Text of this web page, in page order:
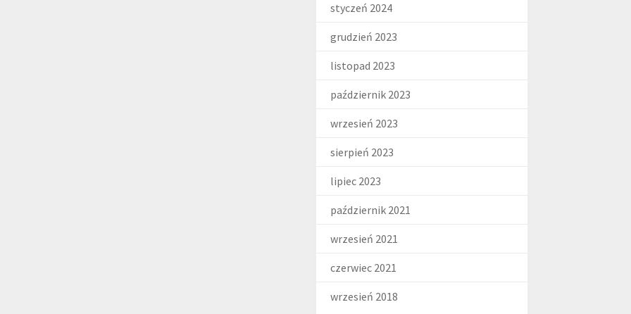
styczeń 2024
grudzień 2023
listopad 2023
październik 2023
wrzesień 2023
sierpień 2023
lipiec 2023
październik 2021
wrzesień 2021
czerwiec 2021
wrzesień 2018